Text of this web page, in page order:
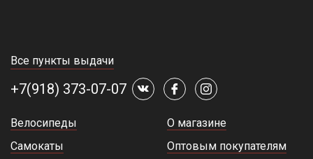
Все пункты выдачи
+7(918) 373-07-07
Велосипеды
Самокаты
О магазине
Оптовым покупателям